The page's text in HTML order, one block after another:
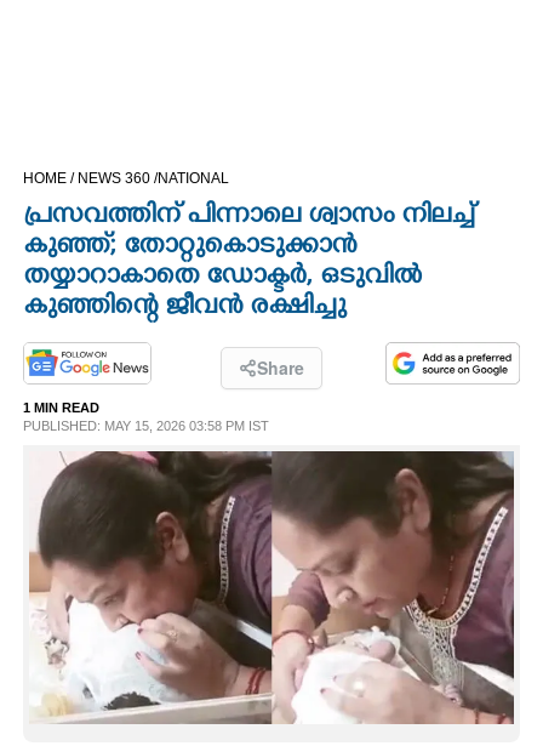
OPINION
LIFESTYLE
SPIRITUAL
INFO+
ART
ASTRO
HOME / NEWS 360 /NATIONAL
പ്രസവത്തിന് പിന്നാലെ ശ്വാസം നിലച്ച്
കുഞ്ഞ്; തോറ്റുകൊടുക്കാൻ
തയ്യാറാകാതെ ഡോക്ടർ, ഒടുവിൽ
കുഞ്ഞിന്റെ ജീവൻ രക്ഷിച്ചു
Share
1 MIN READ
PUBLISHED: MAY 15, 2026 03:58 PM IST